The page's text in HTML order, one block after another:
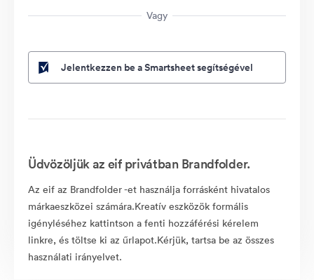
Vagy
Jelentkezzen be a Smartsheet segítségével
Üdvözöljük az eif privátban Brandfolder.
Az eif az Brandfolder -et használja forrásként hivatalos
márkaeszközei számára.Kreatív eszközök formális
igényléséhez kattintson a fenti hozzáférési kérelem
linkre, és töltse ki az űrlapot.Kérjük, tartsa be az összes
használati irányelvet.